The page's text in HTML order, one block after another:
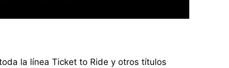
la línea Ticket to Ride y otros títulos